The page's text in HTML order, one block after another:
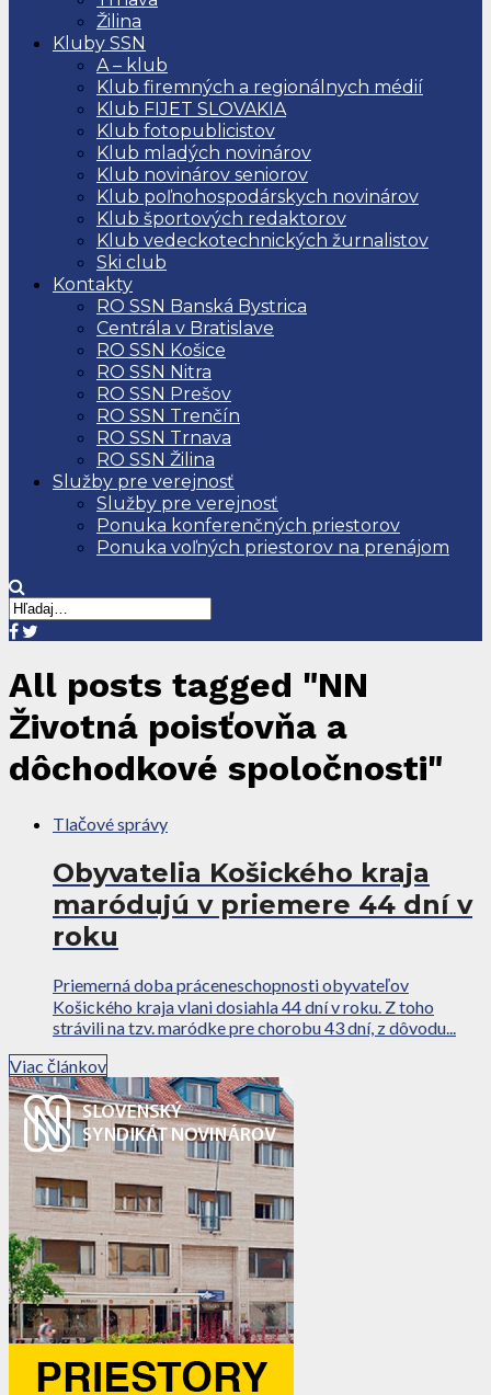
Žilina
Kluby SSN
A – klub
Klub firemných a regionálnych médií
Klub FIJET SLOVAKIA
Klub fotopublicistov
Klub mladých novinárov
Klub novinárov seniorov
Klub poľnohospodárskych novinárov
Klub športových redaktorov
Klub vedeckotechnických žurnalistov
Ski club
Kontakty
RO SSN Banská Bystrica
Centrála v Bratislave
RO SSN Košice
RO SSN Nitra
RO SSN Prešov
RO SSN Trenčín
RO SSN Trnava
RO SSN Žilina
Služby pre verejnosť
Služby pre verejnosť
Ponuka konferenčných priestorov
Ponuka voľných priestorov na prenájom
All posts tagged "NN
Životná poisťovňa a
dôchodkové spoločnosti"
Tlačové správy
Obyvatelia Košického kraja
maródujú v priemere 44 dní v
roku
Priemerná doba práceneschopnosti obyvateľov
Košického kraja vlani dosiahla 44 dní v roku. Z toho
strávili na tzv. maródke pre chorobu 43 dní, z dôvodu...
Viac článkov